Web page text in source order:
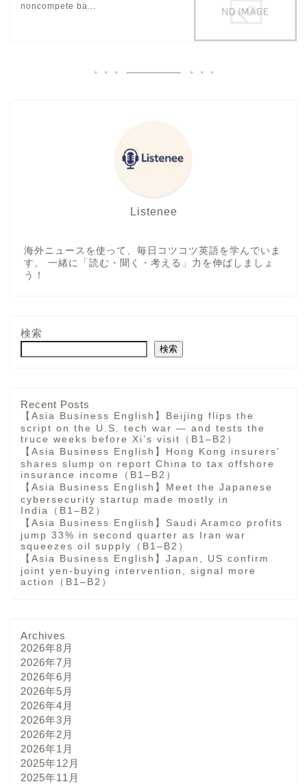
noncompete ba...
Listenee
海外ニュースを使って、毎日コツコツ英語を学んでいま
す。 一緒に「読む・聞く・考える」力を伸ばしましょ
う！
検索
検索
Recent Posts
【Asia Business English】Beijing flips the
script on the U.S. tech war — and tests the
truce weeks before Xi’s visit（B1–B2）
【Asia Business English】Hong Kong insurers’
shares slump on report China to tax offshore
insurance income（B1–B2）
【Asia Business English】Meet the Japanese
cybersecurity startup made mostly in
India（B1–B2）
【Asia Business English】Saudi Aramco profits
jump 33% in second quarter as Iran war
squeezes oil supply（B1–B2）
【Asia Business English】Japan, US confirm
joint yen-buying intervention, signal more
action（B1–B2）
Archives
2026年8月
2026年7月
2026年6月
2026年5月
2026年4月
2026年3月
2026年2月
2026年1月
2025年12月
2025年11月